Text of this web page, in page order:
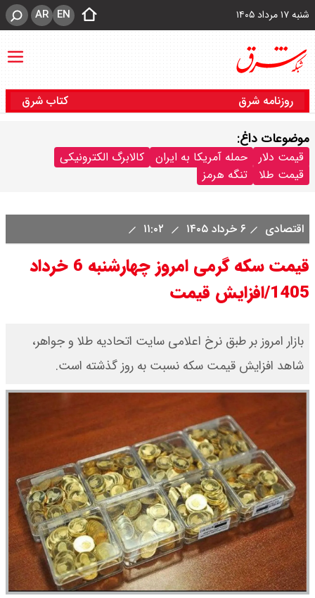
شنبه ۱۷ مرداد ۱۴۰۵ EN
AR
روزنامه شرق کتاب شرق
موضوعات داغ:
قیمت دلار حمله آمریکا به ایران
کالابرگ الکترونیکی
قیمت طلا
تنگه هرمز
اقتصادی ۶ خرداد ۱۴۰۵
قیمت سکه گرمی امروز چهارشنبه 6 خرداد
1405/افزایش قیمت
​بازار امروز بر طبق نرخ اعلامی سایت اتحادیه طلا و جواهر،
شاهد افزایش قیمت‌‌‌‌ سکه نسبت به روز گذشته است.